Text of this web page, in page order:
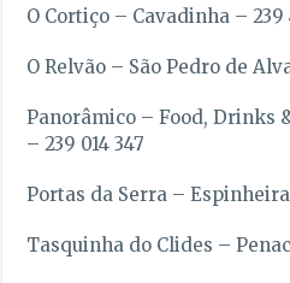
O Cortiço – Cavadinha – 239
O Relvão – São Pedro de
Panorâmico – Food, Drinks
– 239 014 347
Portas da Serra –
Tasquinha do Clides –